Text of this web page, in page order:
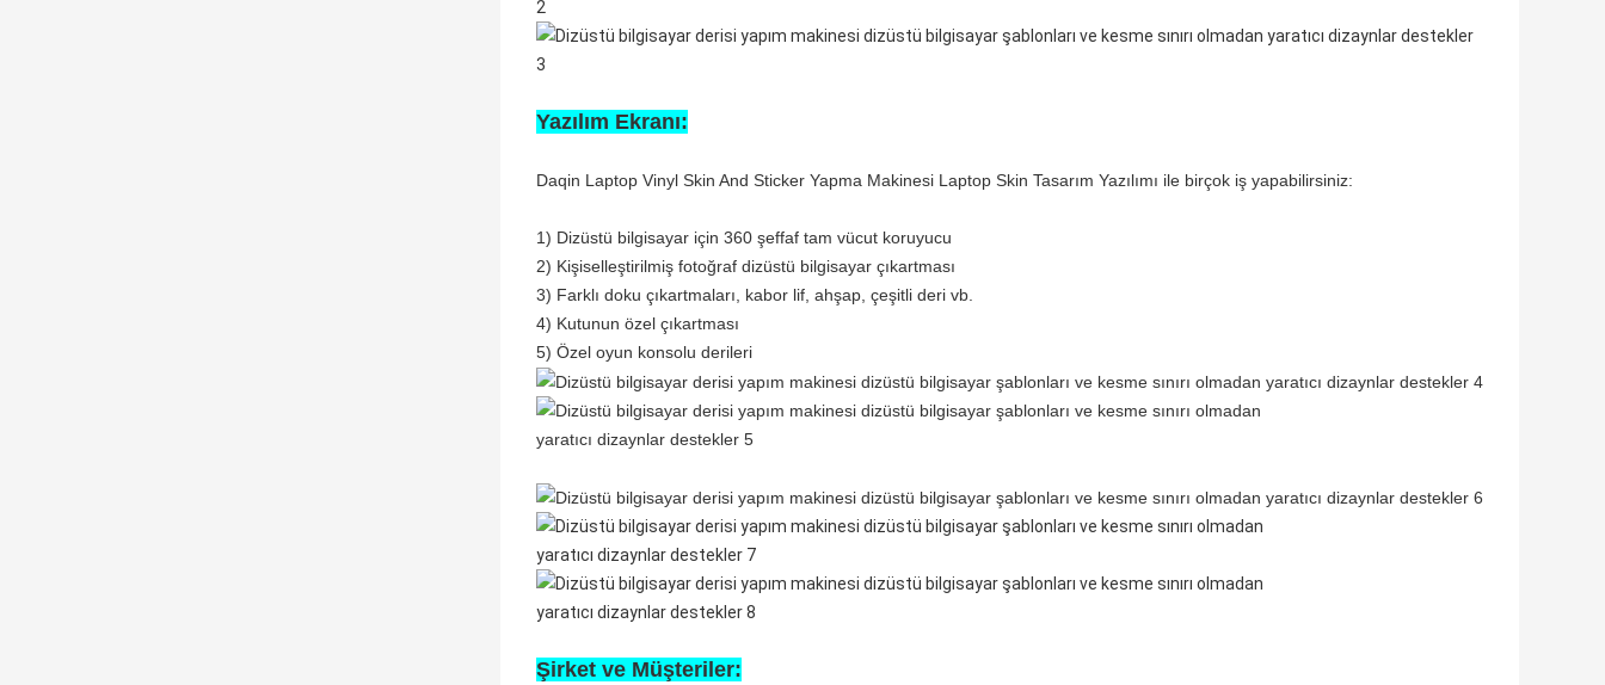
Yazılım Ekranı:
Daqin Laptop Vinyl Skin And Sticker Yapma Makinesi Laptop Skin Tasarım Yazılımı ile birçok iş yapabilirsiniz:
1) Dizüstü bilgisayar için 360 şeffaf tam vücut koruyucu
2) Kişiselleştirilmiş fotoğraf dizüstü bilgisayar çıkartması
3) Farklı doku çıkartmaları, kabor lif, ahşap, çeşitli deri vb.
4) Kutunun özel çıkartması
5) Özel oyun konsolu derileri
Şirket ve Müşteriler: